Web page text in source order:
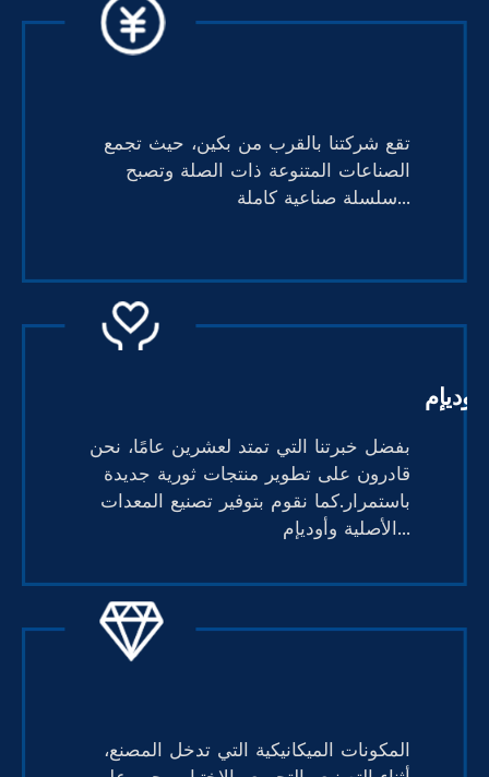
تقع شركتنا بالقرب من بكين، حيث تجمع
الصناعات المتنوعة ذات الصلة وتصبح
سلسلة صناعية كاملة...
بفضل خبرتنا التي تمتد لعشرين عامًا، نحن
قادرون على تطوير منتجات ثورية جديدة
باستمرار.كما نقوم بتوفير تصنيع المعدات
الأصلية وأوديإم...
المكونات الميكانيكية التي تدخل المصنع،